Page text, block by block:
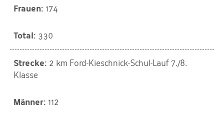
174
330
2 km Ford-Kieschnick-Schul-Lauf 7./8.
Klasse
112